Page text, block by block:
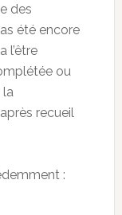
des
été encore
l’être
ou
la
recueil
: